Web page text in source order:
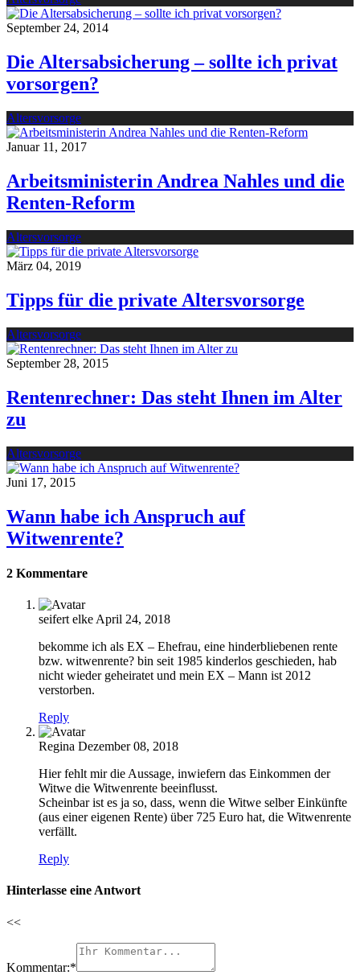
September 24, 2014
Die Altersabsicherung – sollte ich privat
vorsorgen?
Altersvorsorge
Januar 11, 2017
Arbeitsministerin Andrea Nahles und die
Renten-Reform
Altersvorsorge
März 04, 2019
Tipps für die private Altersvorsorge
Altersvorsorge
September 28, 2015
Rentenrechner: Das steht Ihnen im Alter
zu
Altersvorsorge
Juni 17, 2015
Wann habe ich Anspruch auf
Witwenrente?
2 Kommentare
seifert elke April 24, 2018
bekomme ich als EX – Ehefrau, eine hinderbliebenen rente
bzw. witwenrente? bin seit 1985 kinderlos geschieden, hab
nicht wieder geheiratet und mein EX – Mann ist 2012
verstorben.
Reply
Regina Dezember 08, 2018
Hier fehlt mir die Aussage, inwiefern das Einkommen der
Witwe die Witwenrente beeinflusst.
Scheinbar ist es ja so, dass, wenn die Witwe selber Einkünfte
(aus einer eigenen Rente) über 725 Euro hat, die Witwenrente
verfällt.
Reply
Hinterlasse eine Antwort
<<
Kommentar:*